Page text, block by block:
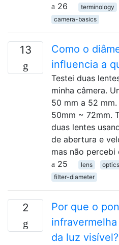
26
terminology
camera-basics
13
Como o
influencia a
Testei duas
minha câmera.
50 mm a 52
50mm ~ 72mm.
duas lentes
de abertura e
mas não
25
lens optics
filter-diameter
2
Por que o
da luz visível?